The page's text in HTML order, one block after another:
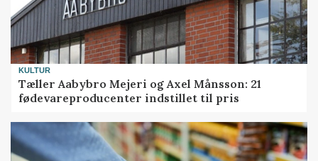
KULTUR
Tæller Aabybro Mejeri og Axel Månsson: 21
fødevareproducenter indstillet til pris